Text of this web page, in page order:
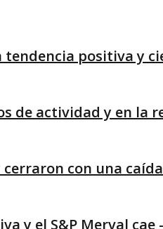
positiva y
de actividad y en la
con una
y el S&P Merval cae